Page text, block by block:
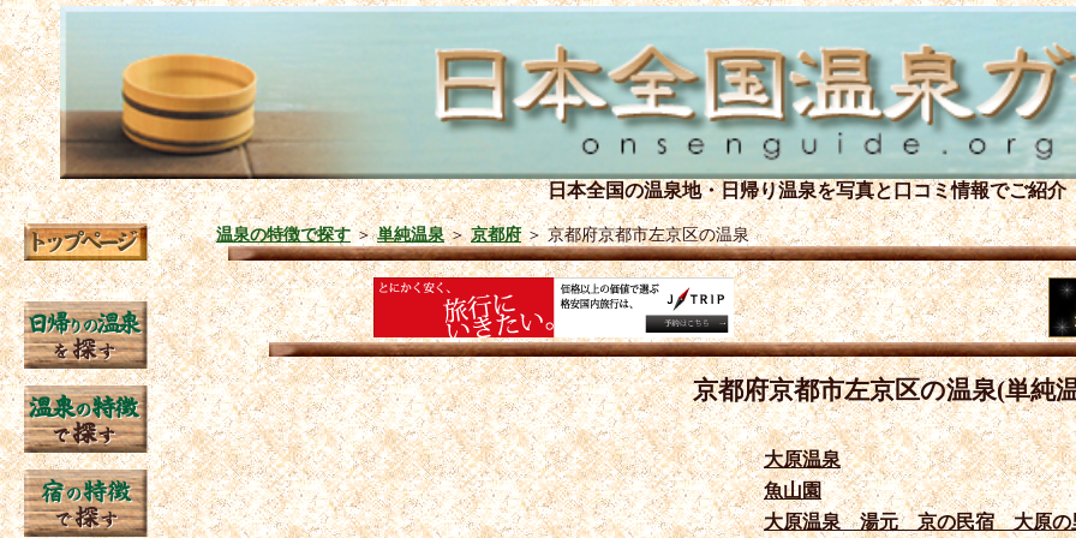
日本全国の温泉地・日帰り温泉を写真と口コミ情報でご紹介
温泉の特徴で探す＞単純温泉＞京都府＞京都府京都市左京区の温泉
京都府京都市左京区の温泉(単純
大原温泉
魚山園
大原温泉 湯元 京の民宿 大原の